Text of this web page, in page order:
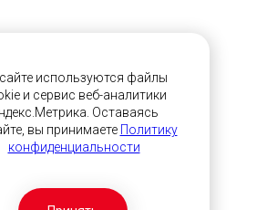
используются файлы
и сервис веб-аналитики
Оставаясь
вы принимаете Политику
конфиденциальности